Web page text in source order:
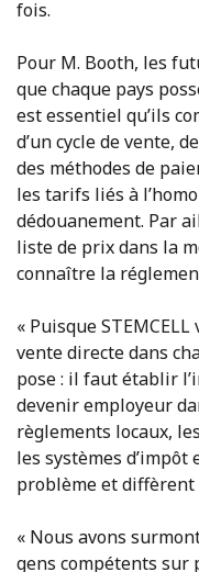
fois.
Pour M. Booth, les
que chaque pays
est essentiel qu’ils
d’un cycle de vente,
des méthodes de
les tarifs liés à
dédouanement. Par
liste de prix dans la
connaître la
« Puisque
vente directe dans
pose : il faut établir
devenir employeur
règlements locaux,
les systèmes
problème et diffèrent
« Nous avons
gens compétents sur